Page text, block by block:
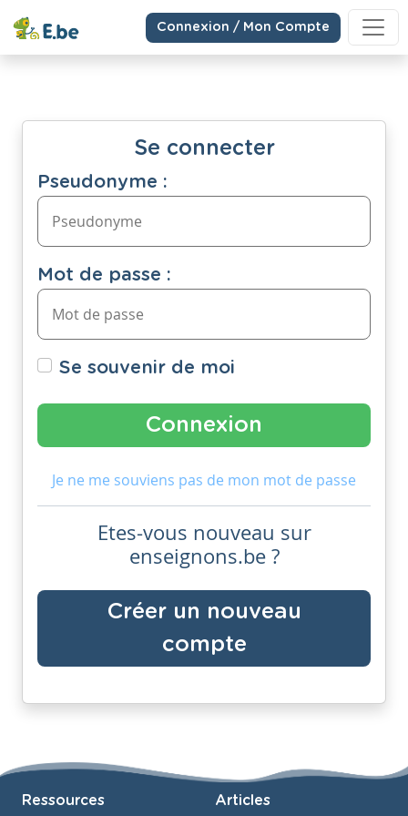
Connexion / Mon Compte
Se connecter
Pseudonyme :
Mot de passe :
Se souvenir de moi
Je ne me souviens pas de mon mot de passe
Etes-vous nouveau sur
enseignons.be ?
Créer un nouveau
compte
Ressources Articles